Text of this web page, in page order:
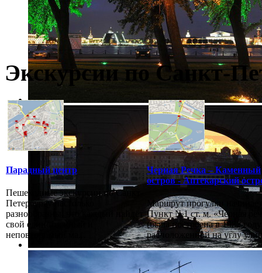
Экскурсии по Санкт-
Парадный центр
Пешеходные экскурсии по Санкт-
Петербургу настолько
разнообразны, что каждый найдёт
свой единственный и
неповторимый ма...
Черная Речка – Каменный
остров - Аптекарский
Маршрут прогулки
Пункт №1 ст. м. «Черная
(была построена в 1982
расположенной на углу